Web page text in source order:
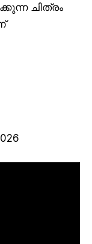
ചിത്രം